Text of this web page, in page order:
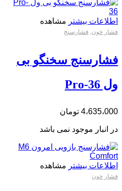
اطلاعات بیشتر مشاهده
فشار خون, فشارسنج
فشارسنج سخنگو بی
ول Pro-36
4،635،000 تومان
در انبار موجود نمی باشد
اطلاعات بیشتر مشاهده
فشار خون